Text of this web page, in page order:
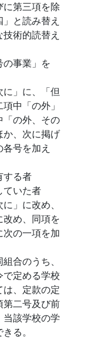
第三項を除
と読み替え
術的読替え
事業」を
」に、「但
中「の外」
「の外、その
か、次に掲げ
号を加え
する者
ていた者
」に改め、
め、同項を
の一項を加
合のうち、
定める学校
は、定款の定
第二号及び前
該学校の学
る。